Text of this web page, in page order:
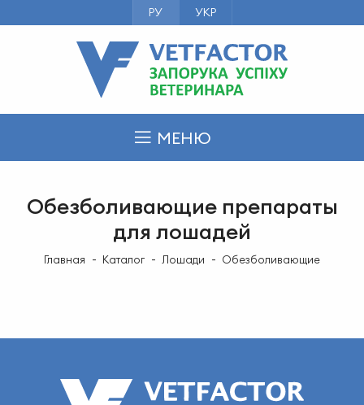
РУ УКР
МЕНЮ
Обезболивающие препараты
для лошадей
Главная Каталог Лошади Обезболивающие